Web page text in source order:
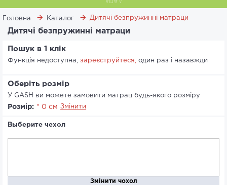
Головна Каталог Дитячі безпружинні матраци
Дитячі безпружинні матраци
Пошук в 1 клік
Функція недоступна, зареєструйтеся, один раз і назавжди
Оберіть розмір
У GASH ви можете замовити матрац будь-якого розміру
Розмір: * 0 см Змінити
Выберите чехол
Змінити чохол